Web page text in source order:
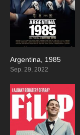
Argentina, 1985
Sep. 29, 2022